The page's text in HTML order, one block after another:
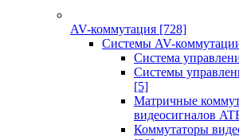
AV-коммутация [728]
Системы AV-
Система
Системы
[5]
Матричные
видеосигналов
Коммутаторы